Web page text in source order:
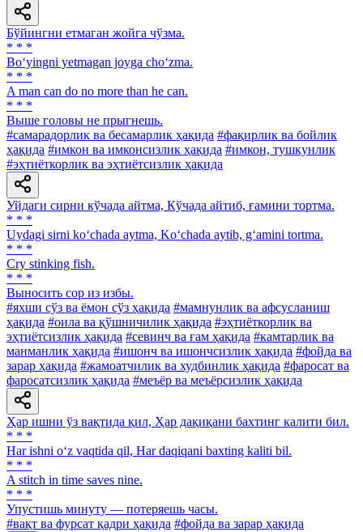
Бўйингни етмаган жойга чўзма.
* * *
Bo‘yingni yetmagan joyga cho‘zma.
* * *
A man can do no more than he can.
* * *
Выше головы не прыгнешь.
#самарадорлик ва бесамарлик ҳақида #фақирлик ва бойлик
ҳақида #имкон ва имконсизлик ҳақида #имкон, тушкунлик
#эҳтиёткорлик ва эҳтиётсизлик ҳақида
Уйдаги сирни кўчада айтма, Кўчада айтиб, ғамини тортма.
* * *
Uydagi sirni ko‘chada aytma, Ko‘chada aytib, g‘amini tortma.
* * *
Cry stinking fish.
* * *
Выносить cop из избы.
#яхши сўз ва ёмон сўз ҳақида #мамнунлик ва афсусланиш
ҳақида #оила ва қўшничилик ҳақида #эҳтиёткорлик ва
эҳтиётсизлик ҳақида #севинч ва ғам ҳақида #камтарлик ва
манманлик ҳақида #ишонч ва ишончсизлик ҳақида #фойда ва
зарар ҳақида #жамоатчилик ва худбинлик ҳақида #фаросат ва
фаросатсизлик ҳақида #меъёр ва меъёрсизлик ҳақида
Ҳар ишни ўз вақтида қил, Ҳар дақиқани бахтинг калити бил.
* * *
Har ishni o‘z vaqtida qil, Har daqiqani baxting kaliti bil.
* * *
A stitch in time saves nine.
* * *
Упустишь минуту — потеряешь часы.
#вақт ва фурсат қадри ҳақида #фойда ва зарар ҳақида